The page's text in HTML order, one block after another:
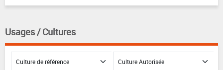
Usages / Cultures